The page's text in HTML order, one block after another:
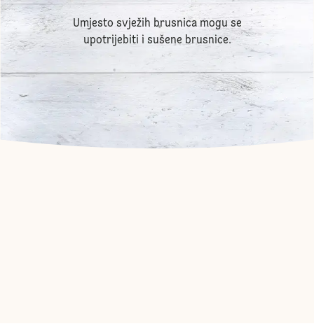
Umjesto svježih brusnica mogu se
upotrijebiti i sušene brusnice.